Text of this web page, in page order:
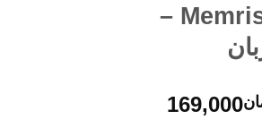
اکانت پرمیوم Memrise –
169,000